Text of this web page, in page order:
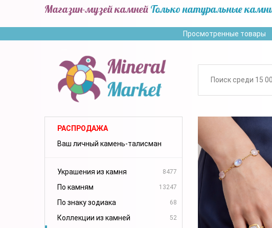
Магазин-музей камней Только натуральные
Просмотренные товары
РАСПРОДАЖА
Ваш личный камень-талисман
Украшения из камня 8477
По камням 13247
По знаку зодиака 68
Коллекции из камней 52